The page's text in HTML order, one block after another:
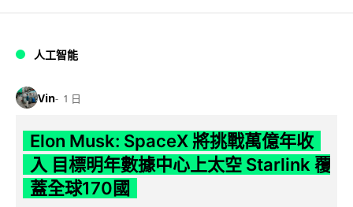
人工智能
Vin 1 日
Elon Musk: SpaceX 將挑戰萬億年收
入 目標明年數據中心上太空 Starlink 覆
蓋全球170國